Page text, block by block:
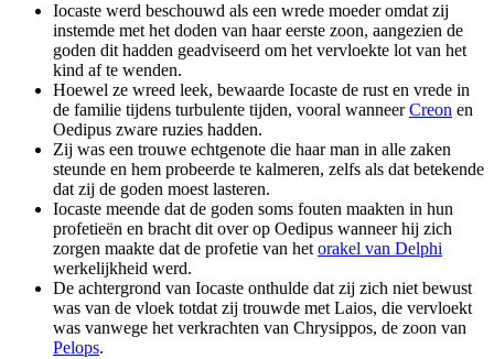
Iocaste werd beschouwd als een wrede moeder omdat zij
instemde met het doden van haar eerste zoon, aangezien de
goden dit hadden geadviseerd om het vervloekte lot van het
kind af te wenden.
Hoewel ze wreed leek, bewaarde Iocaste de rust en vrede in
de familie tijdens turbulente tijden, vooral wanneerCreon en
Oedipus zware ruzies hadden.
Zij was een trouwe echtgenote die haar man in alle zaken
steunde en hem probeerde te kalmeren, zelfs als dat betekende
dat zij de goden moest lasteren.
Iocaste meende dat de goden soms fouten maakten in hun
profetieën en bracht dit over op Oedipus wanneer hij zich
zorgen maakte dat de profetie van het orakel van Delphi
werkelijkheid werd.
De achtergrond van Iocaste onthulde dat zij zich niet bewust
was van de vloek totdat zij trouwde met Laios, die vervloekt
was vanwege het verkrachten van Chrysippos, de zoon van
Pelops.